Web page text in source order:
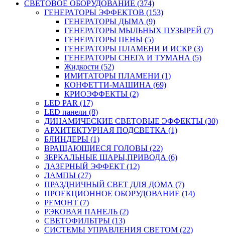
СВЕТОВОЕ ОБОРУДОВАНИЕ (374)
ГЕНЕРАТОРЫ ЭФФЕКТОВ (153)
ГЕНЕРАТОРЫ ДЫМА (9)
ГЕНЕРАТОРЫ МЫЛЬНЫХ ПУЗЫРЕЙ (7)
ГЕНЕРАТОРЫ ПЕНЫ (5)
ГЕНЕРАТОРЫ ПЛАМЕНИ И ИСКР (3)
ГЕНЕРАТОРЫ СНЕГА И ТУМАНА (5)
Жидкости (52)
ИМИТАТОРЫ ПЛАМЕНИ (1)
КОНФЕТТИ-МАШИНА (69)
КРИОЭФФЕКТЫ (2)
LED PAR (17)
LED панели (8)
ДИНАМИЧЕСКИЕ СВЕТОВЫЕ ЭФФЕКТЫ (30)
АРХИТЕКТУРНАЯ ПОДСВЕТКА (1)
БЛИНДЕРЫ (1)
ВРАЩАЮЩИЕСЯ ГОЛОВЫ (22)
ЗЕРКАЛЬНЫЕ ШАРЫ,ПРИВОДА (6)
ЛАЗЕРНЫЙ ЭФФЕКТ (12)
ЛАМПЫ (27)
ПРАЗДНИЧНЫЙ СВЕТ ДЛЯ ДОМА (7)
ПРОЕКЦИОННОЕ ОБОРУДОВАНИЕ (14)
РЕМОНТ (7)
РЭКОВАЯ ПАНЕЛЬ (2)
СВЕТОФИЛЬТРЫ (13)
СИСТЕМЫ УПРАВЛЕНИЯ СВЕТОМ (22)